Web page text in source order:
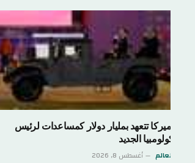
تتعهد بمليار دولار كمساعدات لرئيس
الجديد
أغسطس 8, 2026